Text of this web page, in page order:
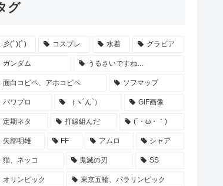
グ
彡(ﾟ)(ﾟ) コスプレ 水着 グラビア
ガンダム うるさいですね…
面白コピペ、アホコピペ ソフマップ
パワプロ （ヽ´ん`） GIF画像
定期ネタ 打線組んだ (´・ω・｀)
矢部明雄 FF アムロ シャア
猫、ネッコ 鬼滅の刃 SS
オリンピック 東京五輪、パラリンピック